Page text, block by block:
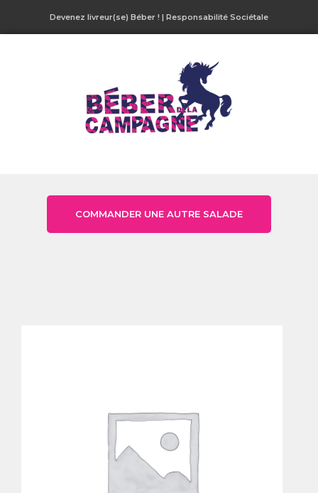
Devenez livreur(se) Béber ! | Responsabilité Sociétale
COMMANDER UNE AUTRE SALADE